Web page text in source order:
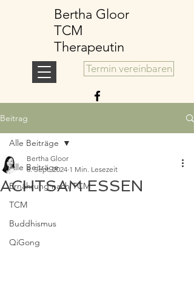
Termin vereinbaren
Bertha Gloor
TCM
Therapeutin
Beitrag
Alle Beiträge
Ernährung nach TCM
TCM
Buddhismus
QiGong
Alle Beiträge
ACHTSAM ESSEN
Bertha Gloor
8. Sept. 2024 1 Min. Lesezeit